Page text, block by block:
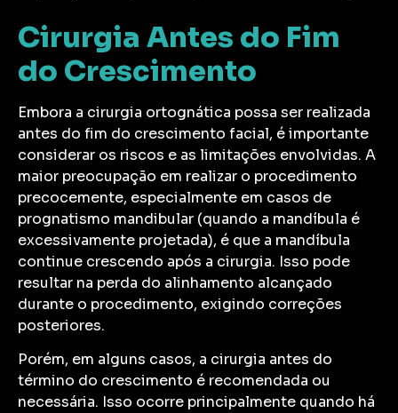
Cirurgia Antes do Fim
do Crescimento
Embora a cirurgia ortognática possa ser realizada
antes do fim do crescimento facial, é importante
considerar os riscos e as limitações envolvidas. A
maior preocupação em realizar o procedimento
precocemente, especialmente em casos de
prognatismo mandibular (quando a mandíbula é
excessivamente projetada), é que a mandíbula
continue crescendo após a cirurgia. Isso pode
resultar na perda do alinhamento alcançado
durante o procedimento, exigindo correções
posteriores.
Porém, em alguns casos, a cirurgia antes do
término do crescimento é recomendada ou
necessária. Isso ocorre principalmente quando há